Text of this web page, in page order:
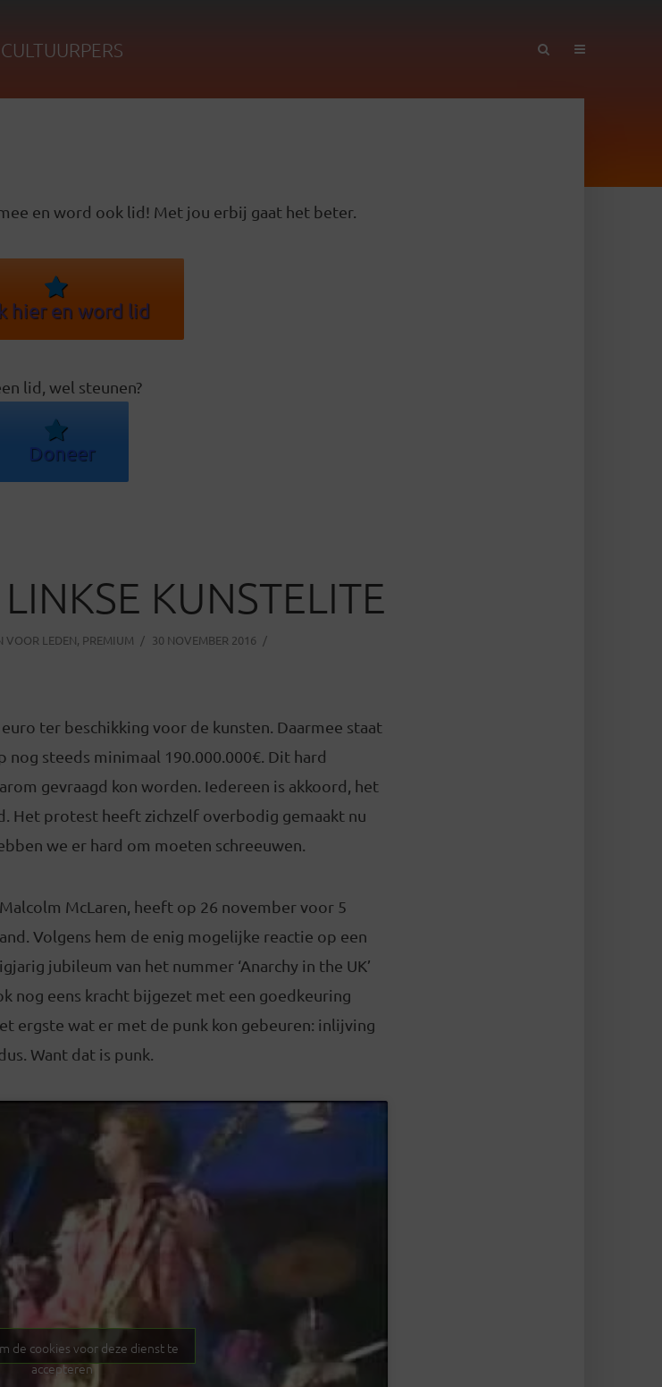
CULTUURPERS
en word ook lid! Met jou erbij gaat het beter.
hier en word lid
lid, wel steunen?
Doneer
KUNSTELITE
VOOR LEDEN, PREMIUM
30 NOVEMBER 2016
ter beschikking voor de kunsten. Daarmee staat
steeds minimaal 190.000.000€. Dit hard
gevraagd kon worden. Iedereen is akkoord, het
Het protest heeft zichzelf overbodig gemaakt nu
we er hard om moeten schreeuwen.
McLaren, heeft op 26 november voor 5
Volgens hem de enig mogelijke reactie op een
jubileum van het nummer ‘Anarchy in the UK’
nog eens kracht bijgezet met een goedkeuring
ergste wat er met de punk kon gebeuren: inlijving
Want dat is punk.
de cookies voor deze dienst te
accepteren